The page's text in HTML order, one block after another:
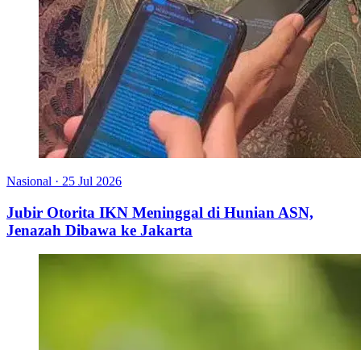
Nasional · 25 Jul 2026
Jubir Otorita IKN Meninggal di Hunian ASN,
Jenazah Dibawa ke Jakarta